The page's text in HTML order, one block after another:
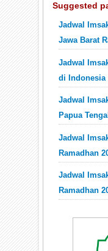
Suggested
Jadwal
Jawa Barat
Jadwal
di Indonesia
Jadwal
Papua
Jadwal
Ramadhan
Jadwal
Ramadhan